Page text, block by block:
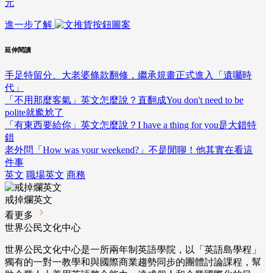
元
進一步了解
延伸閱讀
手足特留分、大老婆條款翻修，繼承規畫正式進入「遺囑時
代」
「不用那麼客氣」英文怎麼說？直翻成You don't need to be
polite就尷尬了
「有東西要給你」英文怎麼說？I have a thing for you是大錯特
錯
老外問「How was your weekend?」不是閒聊！他其實在看這
件事
英文 職場英文 商務
戒掉爛英文
看更多
世界公民文化中心
世界公民文化中心是一所兩年制英語學院，以「英語島學程」
獨有的一對一教學和與國際商業趨勢同步的團體討論課程，幫